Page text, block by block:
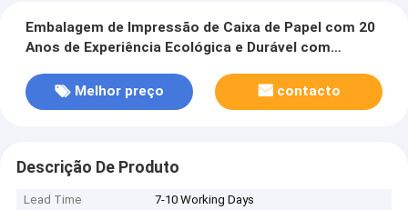
Embalagem de Impressão de Caixa de Papel com 20
Anos de Experiência Ecológica e Durável com
Melhor preço
contacto
Descrição De Produto
Lead Time
7-10 Working Days